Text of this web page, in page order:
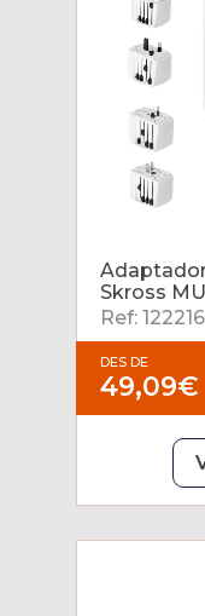
Skross
Ref:
DES DE
49,09€